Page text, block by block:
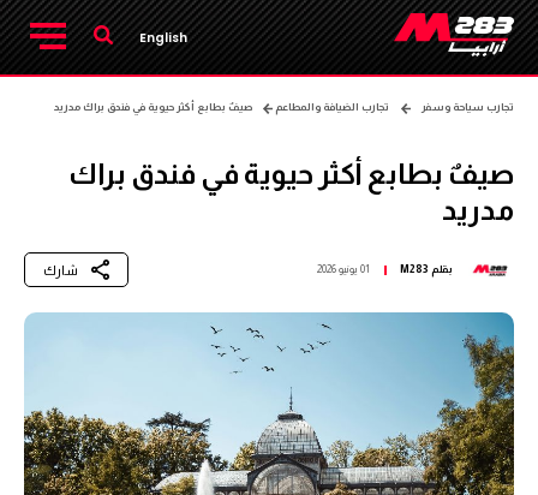
English
تجارب سياحة وسفر تجارب الضيافة والمطاعم صيفٌ بطابع أكثر حيوية في فندق براك مدريد
صيفٌ بطابع أكثر حيوية في فندق براك
مدريد
بقلم M283 01 يونيو 2026 شارك